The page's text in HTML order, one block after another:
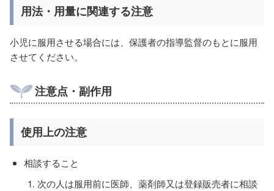
用法・用量に関連する注意
小児に服用させる場合には、保護者の指導監督のもとに服用
させてください。
注意点・副作用
使用上の注意
相談すること
次の人は服用前に医師、薬剤師又は登録販売者に相談